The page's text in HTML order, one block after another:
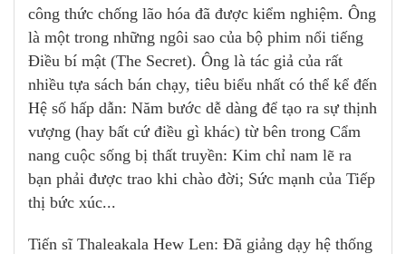
công thức chống lão hóa đã được kiểm nghiệm. Ông
là một trong những ngôi sao của bộ phim nổi tiếng
Điều bí mật (The Secret). Ông là tác giả của rất
nhiều tựa sách bán chạy, tiêu biểu nhất có thể kể đến
Hệ số hấp dẫn: Năm bước dễ dàng để tạo ra sự thịnh
vượng (hay bất cứ điều gì khác) từ bên trong Cẩm
nang cuộc sống bị thất truyền: Kim chỉ nam lẽ ra
bạn phải được trao khi chào đời; Sức mạnh của Tiếp
thị bức xúc...
Tiến sĩ Thaleakala Hew Len: Đã giảng dạy hệ thống